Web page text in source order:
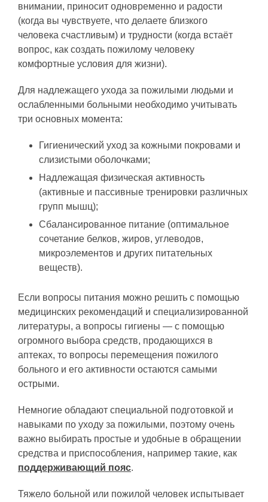
внимании, приносит одновременно и радости
(когда вы чувствуете, что делаете близкого
человека счастливым) и трудности (когда встаёт
вопрос, как создать пожилому человеку
комфортные условия для жизни).
Для надлежащего ухода за пожилыми людьми и
ослабленными больными необходимо учитывать
три основных момента:
Гигиенический уход за кожными покровами и
слизистыми оболочками;
Надлежащая физическая активность
(активные и пассивные тренировки различных
групп мышц);
Сбалансированное питание (оптимальное
сочетание белков, жиров, углеводов,
микроэлементов и других питательных
веществ).
Если вопросы питания можно решить с помощью
медицинских рекомендаций и специализированной
литературы, а вопросы гигиены — с помощью
огромного выбора средств, продающихся в
аптеках, то вопросы перемещения пожилого
больного и его активности остаются самыми
острыми.
Немногие обладают специальной подготовкой и
навыками по уходу за пожилыми, поэтому очень
важно выбирать простые и удобные в обращении
средства и приспособления, например такие, как
поддерживающий пояс.
Тяжело больной или пожилой человек испытывает